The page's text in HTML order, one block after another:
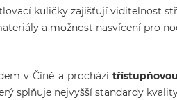
kuličky zajišťují viditelnost
a možnost nasvícení pro
v Číně a prochází
splňuje nejvyšší standardy